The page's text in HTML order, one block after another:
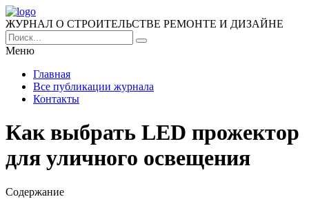
ЖУРНАЛ О СТРОИТЕЛЬСТВЕ РЕМОНТЕ И ДИЗАЙНЕ
Меню
Главная
Все публикации журнала
Контакты
Как выбрать LED прожектор
для уличного освещения
Содержание